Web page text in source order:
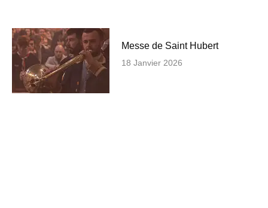
Messe de Saint Hubert
18 Janvier 2026